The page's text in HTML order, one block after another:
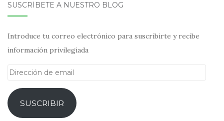
SUSCRÍBETE A NUESTRO BLOG
Introduce tu correo electrónico para suscribirte y recibe
información privilegiada
Dirección
emailSUSCRIBIR